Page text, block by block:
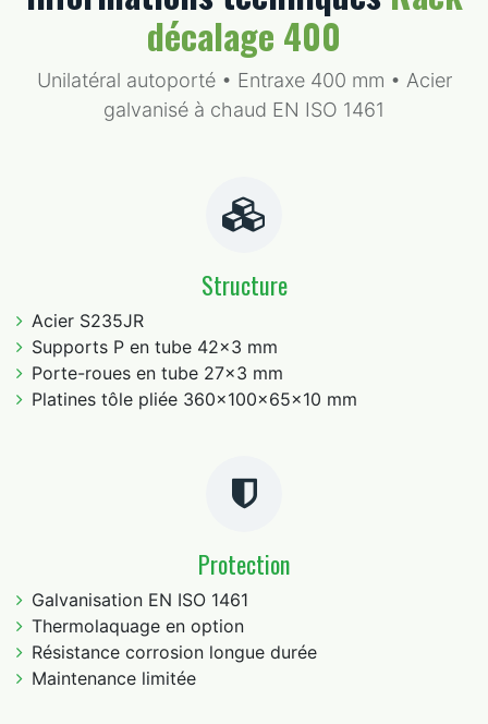
décalage 400
Unilatéral autoporté • Entraxe 400 mm • Acier
galvanisé à chaud EN ISO 1461
Structure
Acier S235JR
Supports P en tube 42x3 mm
Porte-roues en tube 27x3 mm
Platines tôle pliée 360x100x65x10 mm
Protection
Galvanisation EN ISO 1461
Thermolaquage en option
Résistance corrosion longue durée
Maintenance limitée